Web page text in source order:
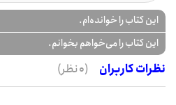
این کتاب را خوانده‌ام.
این کتاب را می‌خواهم بخوانم.
نظرات کاربران
(0 نظر)